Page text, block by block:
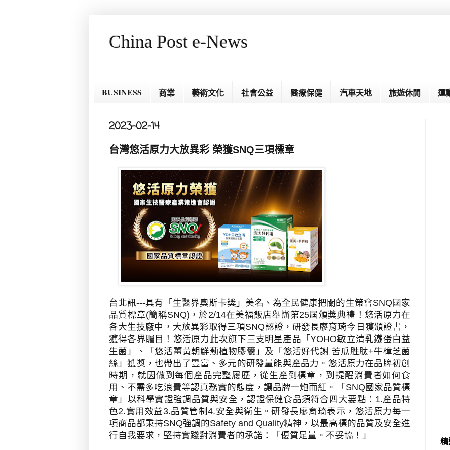
China Post e-News
BUSINESS 商業 藝術文化 社會公益 醫療保健 汽車天地 旅遊休閒 運
2023-02-14
台灣悠活原力大放異彩 榮獲SNQ三項標章
台北訊---具有 「 生醫界奧斯卡獎 」美名、為全民健康把關的生策會SNQ 國家
品質標章(簡稱SNQ) ，於2/14在美福飯店舉辦第25屆頒獎典禮 ！悠活原力在
各大生技廠中，大放異彩取得三項SNQ認證， 研發長廖育琦今日獲頒證書，
獲得各界矚目！悠活原力此次旗下三支明星產品「YOHO敏立清乳鐵蛋白益
生菌」、「悠活薑黃朝鮮薊植物膠囊」及「悠活好代謝 苦瓜胜肽+牛樟芝菌
絲」獲獎，也帶出了豐富、多元的研發量能與產品力。悠活原力在品牌初創
時期，就因做到每個產品完整履歷，從生產到標章，到提醒消費者如何食
用、不需多吃浪費等認真務實的態度，讓品牌一炮而紅。
「 SNQ 國家品質標
章」以科學實證強調品質與安全，認證保健食品須符合四大要點： 1.產品特
色2.實用效益3.品質管制4.安全與衛生。研發長廖育琦表示， 悠活原力每一
項商品都秉持SNQ強調的Safety and Quality精神，以最高標的品質及安全進
行自我要求，堅持實踐對消費者的承諾：「優質足量。不妥協！」
精